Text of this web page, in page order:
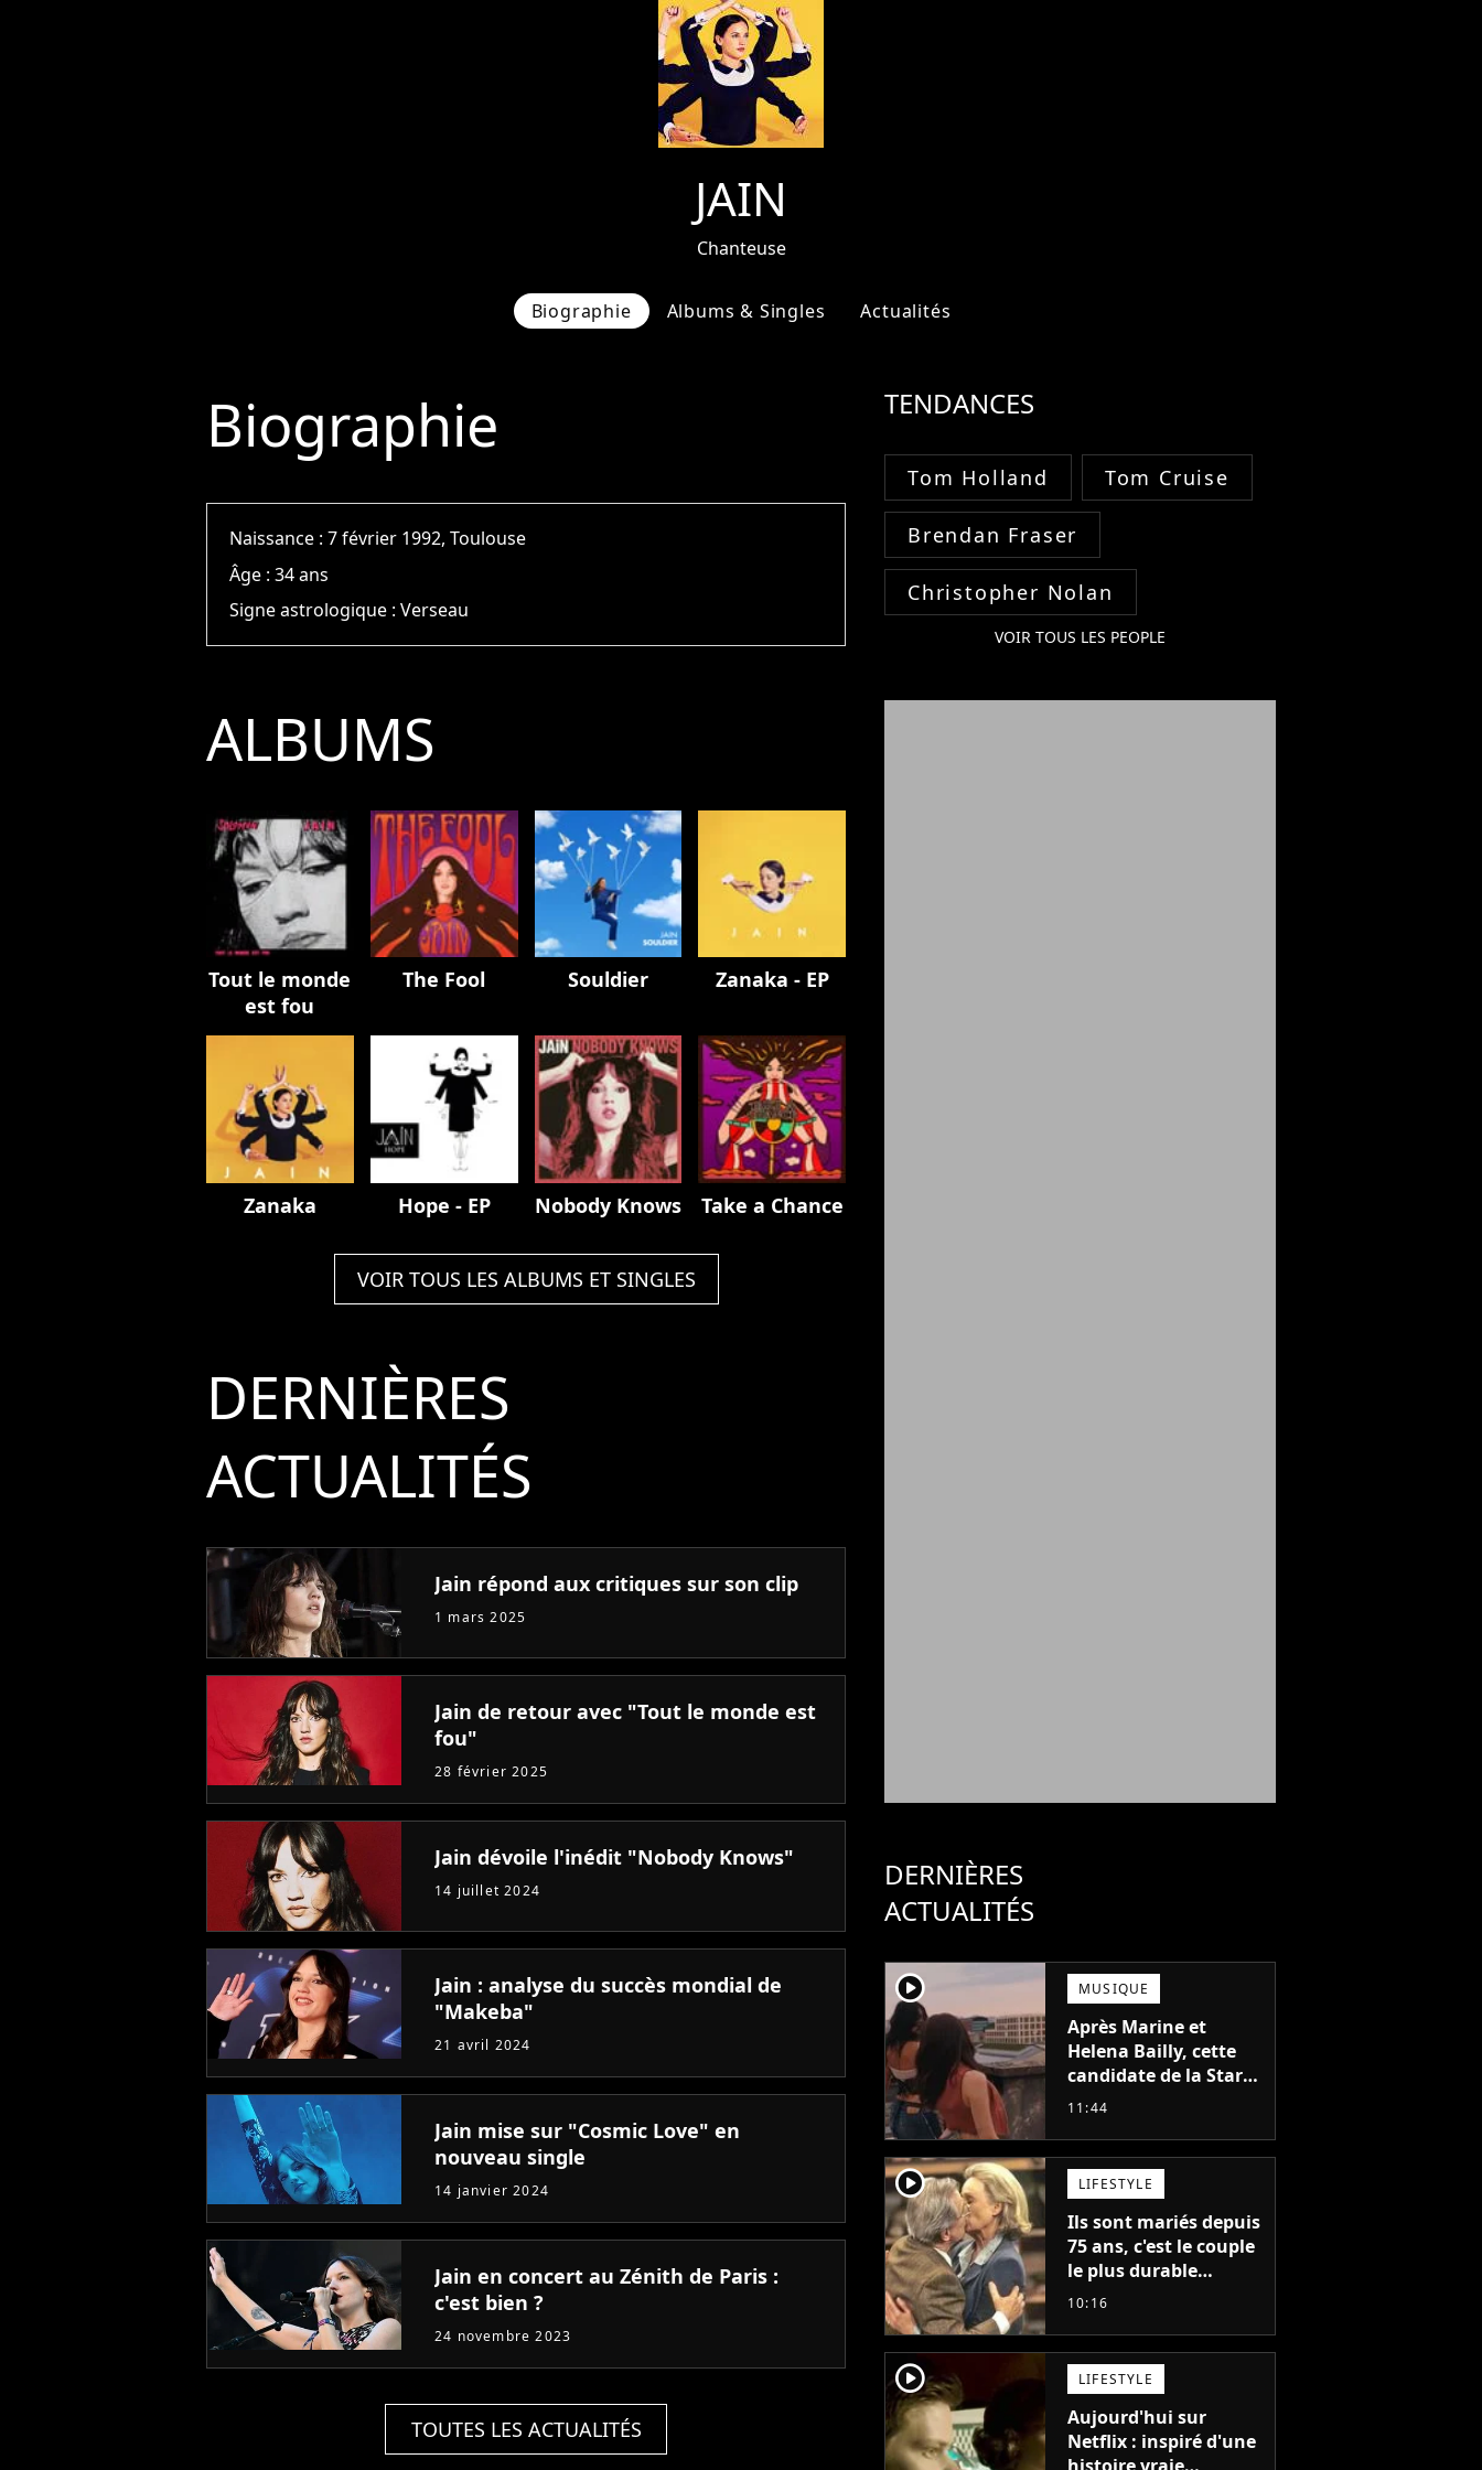
JAIN
Chanteuse
Biographie Albums & Singles Actualités
Biographie
Naissance :7 février 1992, Toulouse
Âge :34 ans
Signe astrologique :Verseau
ALBUMS
Tout le monde
est fou
The Fool Souldier Zanaka - EP
Zanaka Hope - EP Nobody Knows Take a Chance
VOIR TOUS LES ALBUMS ET SINGLES
DERNIÈRES
ACTUALITÉS
Jain répond aux critiques sur son clip
1 mars 2025
Jain de retour avec "Tout le monde est
fou"
28 février 2025
Jain dévoile l'inédit "Nobody Knows"
14 juillet 2024
Jain : analyse du succès mondial de
"Makeba"
21 avril 2024
Jain mise sur "Cosmic Love" en
nouveau single
14 janvier 2024
Jain en concert au Zénith de Paris :
c'est bien ?
24 novembre 2023
TOUTES LES ACTUALITÉS
TENDANCES
Tom Holland Tom Cruise
Brendan Fraser
Christopher Nolan
VOIR TOUS LES PEOPLE
DERNIÈRES
ACTUALITÉS
player2 MUSIQUE
Après Marine et
Helena Bailly, cette
candidate de la Star
Academy adorée du
premier album, "C'est
tellement puissant"
11:44
player2 LIFESTYLE
Ils sont mariés depuis
75 ans, c'est le couple
le plus durable
d'Hollywood : "Nous
après jour, et les jours
se sont transformés
en décennies"
10:16
player2 LIFESTYLE
Aujourd'hui sur
Netflix : inspiré d'une